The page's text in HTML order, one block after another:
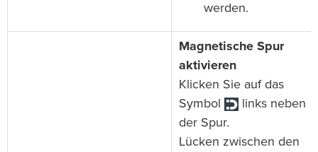
werden.
Magnetische Spur
aktivieren
Klicken Sie auf das
Symbol
links neben
der Spur.
Lücken zwischen den